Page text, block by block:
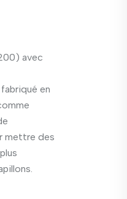
avec
en
mettre des